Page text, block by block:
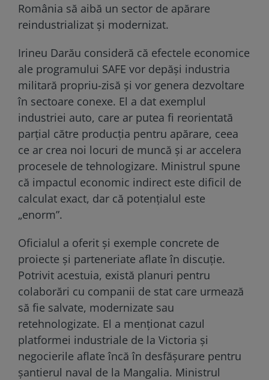
România să aibă un sector de apărare
reindustrializat și modernizat.
Irineu Darău consideră că efectele economice
ale programului SAFE vor depăși industria
militară propriu-zisă și vor genera dezvoltare
în sectoare conexe. El a dat exemplul
industriei auto, care ar putea fi reorientată
parțial către producția pentru apărare, ceea
ce ar crea noi locuri de muncă și ar accelera
procesele de tehnologizare. Ministrul spune
că impactul economic indirect este dificil de
calculat exact, dar că potențialul este
„enorm”.
Oficialul a oferit și exemple concrete de
proiecte și parteneriate aflate în discuție.
Potrivit acestuia, există planuri pentru
colaborări cu companii de stat care urmează
să fie salvate, modernizate sau
retehnologizate. El a menționat cazul
platformei industriale de la Victoria și
negocierile aflate încă în desfășurare pentru
șantierul naval de la Mangalia. Ministrul